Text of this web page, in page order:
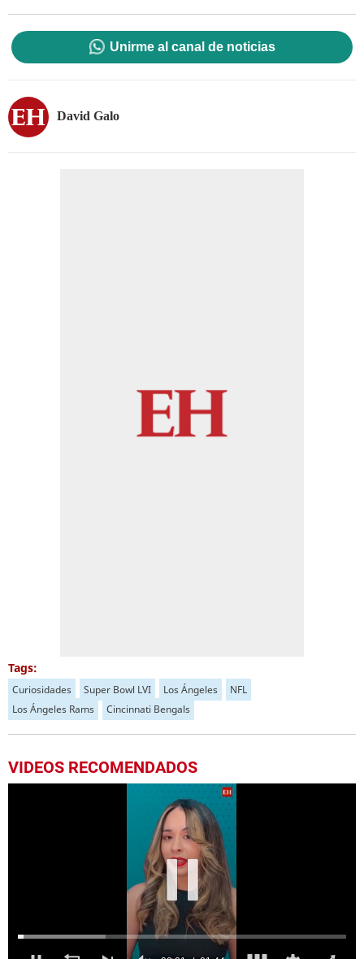
Unirme al canal de noticias
David Galo
Tags:
Curiosidades Super Bowl LVI Los Ángeles
NFL
Los Ángeles Rams
Cincinnati Bengals
VIDEOS RECOMENDADOS